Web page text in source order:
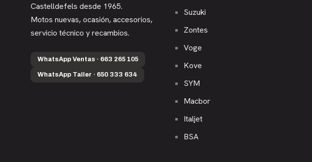
Castelldefels desde 1965.
Motos nuevas, ocasión, accesorios,
servicio técnico y recambios.
WhatsApp Ventas · 663 265 105
WhatsApp Taller · 650 333 634
Suzuki
Zontes
Voge
Kove
SYM
Macbor
Italjet
BSA